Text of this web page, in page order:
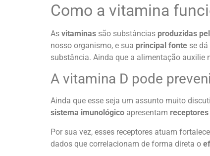
Como a vitamina
As vitaminas são substâncias produzidas
nosso organismo, e sua principal fonte se
substância. Ainda que a alimentação auxilie
A vitamina D pode
Ainda que esse seja um assunto muito
sistema imunológico apresentam receptores
Por sua vez, esses receptores atuam
dados que correlacionam de forma direta o